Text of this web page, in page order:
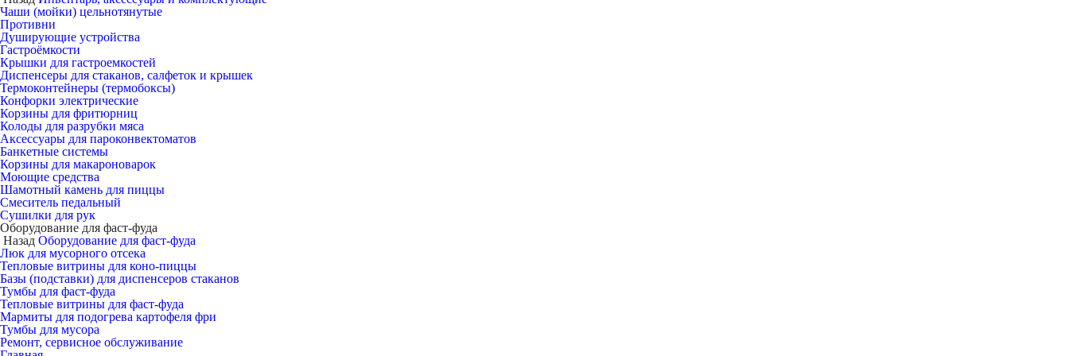
Чаши (мойки) цельнотянутые
Противни
Душирующие устройства
Гастроёмкости
Крышки для гастроемкостей
Диспенсеры для стаканов, салфеток и крышек
Термоконтейнеры (термобоксы)
Конфорки электрические
Корзины для фритюрниц
Колоды для разрубки мяса
Аксессуары для пароконвектоматов
Банкетные системы
Корзины для макароноварок
Моющие средства
Шамотный камень для пиццы
Смеситель педальный
Сушилки для рук
Оборудование для фаст-фуда
Назад Оборудование для фаст-фуда
Люк для мусорного отсека
Тепловые витрины для коно-пиццы
Базы (подставки) для диспенсеров стаканов
Тумбы для фаст-фуда
Тепловые витрины для фаст-фуда
Мармиты для подогрева картофеля фри
Тумбы для мусора
Ремонт, сервисное обслуживание